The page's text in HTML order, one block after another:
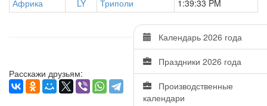
Африка
LY Триполи 1:39:33 PM
Календарь 2026 года
Праздники 2026 года
Производственные
календари
Расскажи друзьям: